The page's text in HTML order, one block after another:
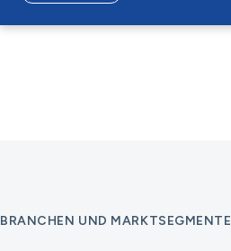
BRANCHEN UND MARKTSEGMENTE